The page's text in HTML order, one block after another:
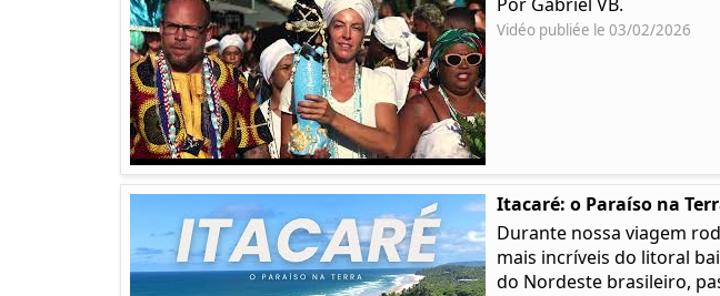
Vidéo publiée le 03/02/2026
Itacaré: o Paraíso na
Durante nossa viagem
mais incríveis do litoral
do Nordeste brasileiro,